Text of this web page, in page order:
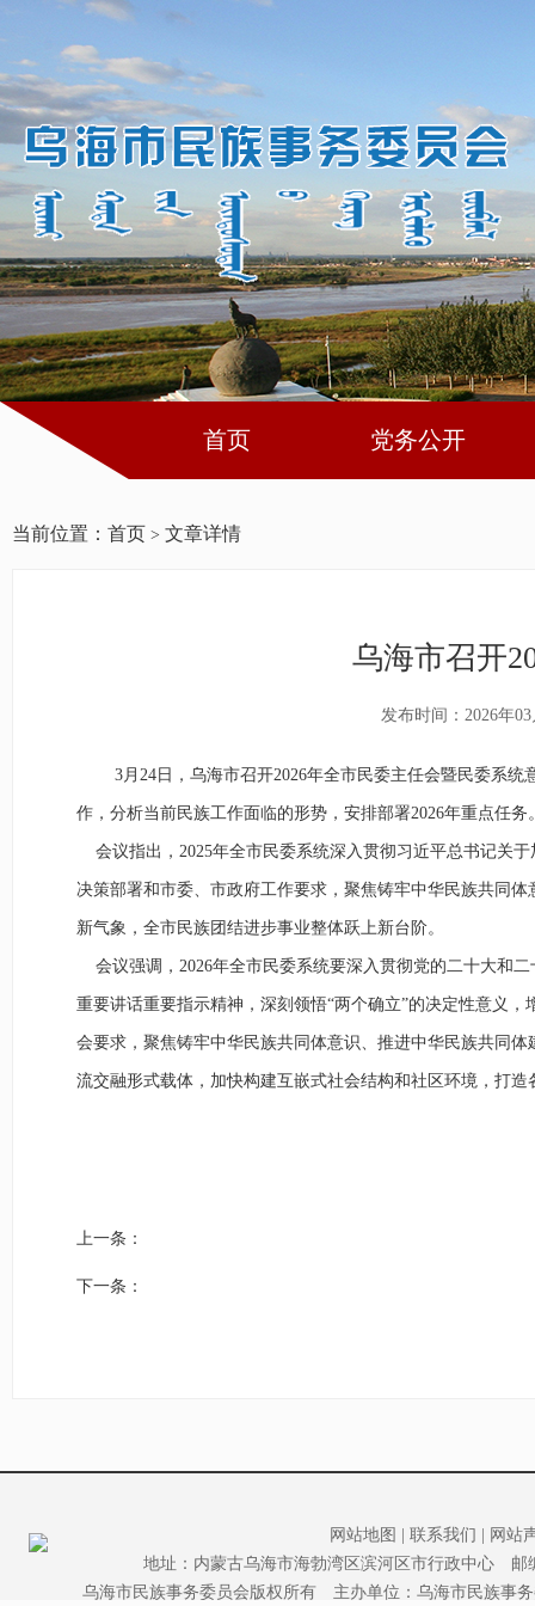
首页 党务公开
当前位置： 首页 > 文章详情
乌海市召开
发布时间：2026年
3月 24 日，乌海市召开2026年全市民委主任会暨民委系统
作，分析当前民族工作面临的形势，安排部署2026年重点任务
会议指出， 2025年全市民委系统深入贯彻习近平总书记关
决策部署和市委、市政府工作要求，聚焦铸牢中华民族共同
新气象，全市民族团结进步事业整体跃上新台阶。
会议强调， 2026年全市民委系统要深入贯彻党的二十大和
重要讲话重要指示精神，深刻领悟“两个确立”的决定性意义，
会要求，聚焦铸牢中华民族共同体意识、推进中华民族共同
流交融形式载体，加快构建互嵌式社会结构和社区环境，打
上一条：
下一条：
网站地图 联系我们
网站
地址：内蒙古乌海市海勃湾区滨河区市行政中心 邮
乌海市民族事务委员会版权所有 主办单位：乌海市民族事